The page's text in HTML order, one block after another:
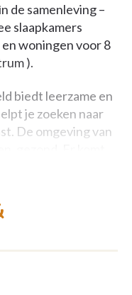
de samenleving –
slaapkamers
woningen voor 8
).
biedt leerzame en
je zoeken naar
De omgeving van
voor afspraakjes
vrijheid en
gewoontes.